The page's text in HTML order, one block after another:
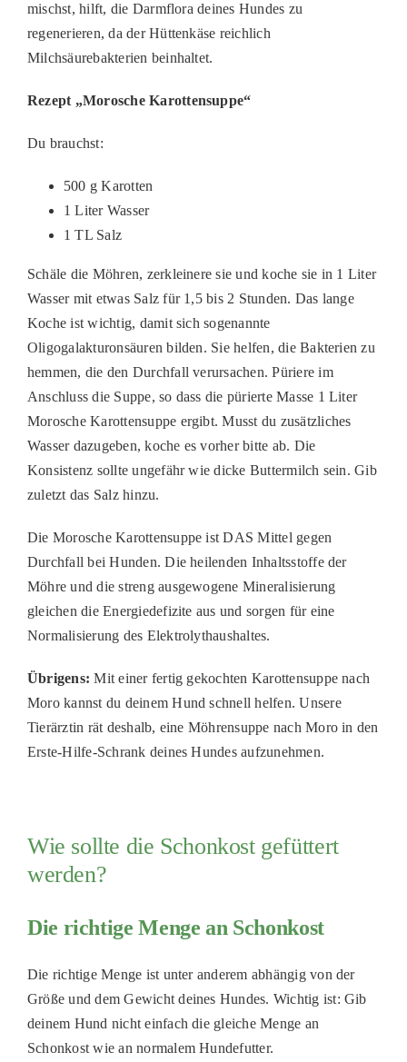
mischst, hilft, die Darmflora deines Hundes zu
regenerieren, da der Hüttenkäse reichlich
Milchsäurebakterien beinhaltet.
Rezept „Morosche Karottensuppe“
Du brauchst:
500 g Karotten
1 Liter Wasser
1 TL Salz
Schäle die Möhren, zerkleinere sie und koche sie in 1 Liter
Wasser mit etwas Salz für 1,5 bis 2 Stunden. Das lange
Koche ist wichtig, damit sich sogenannte
Oligogalakturonsäuren bilden. Sie helfen, die Bakterien zu
hemmen, die den Durchfall verursachen. Püriere im
Anschluss die Suppe, so dass die pürierte Masse 1 Liter
Morosche Karottensuppe ergibt. Musst du zusätzliches
Wasser dazugeben, koche es vorher bitte ab. Die
Konsistenz sollte ungefähr wie dicke Buttermilch sein. Gib
zuletzt das Salz hinzu.
Die Morosche Karottensuppe ist DAS Mittel gegen
Durchfall bei Hunden. Die heilenden Inhaltsstoffe der
Möhre und die streng ausgewogene Mineralisierung
gleichen die Energiedefizite aus und sorgen für eine
Normalisierung des Elektrolythaushaltes.
Übrigens: Mit einer fertig gekochten Karottensuppe nach
Moro kannst du deinem Hund schnell helfen. Unsere
Tierärztin rät deshalb, eine Möhrensuppe nach Moro in den
Erste-Hilfe-Schrank deines Hundes aufzunehmen.
Wie sollte die Schonkost gefüttert
werden?
Die richtige Menge an Schonkost
Die richtige Menge ist unter anderem abhängig von der
Größe und dem Gewicht deines Hundes. Wichtig ist: Gib
deinem Hund nicht einfach die gleiche Menge an
Schonkost wie an normalem Hundefutter.